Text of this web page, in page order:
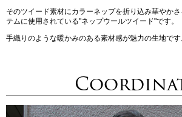
そのツイード素材にカラーネップを折り込み華やか
テムに使用されている"ネップウールツイード"です。
手織りのような暖かみのある素材感が魅力の生地です